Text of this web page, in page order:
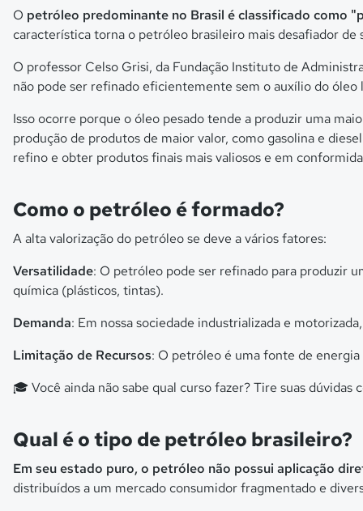
O petróleo predominante no Brasil é classificado como
característica torna o petróleo brasileiro mais desafiador
O professor Celso Grisi, da Fundação Instituto de
não pode ser refinado eficientemente sem o auxílio do óleo
Isso ocorre porque o óleo pesado tende a produzir uma
produção de produtos de maior valor, como gasolina e
refino e obter produtos finais mais valiosos e em
Como o petróleo é formado?
A alta valorização do petróleo se deve a vários fatores:
Versatilidade: O petróleo pode ser refinado para produzir
química (plásticos, tintas).
Demanda: Em nossa sociedade industrializada e
Limitação de Recursos: O petróleo é uma fonte de
🎓 Você ainda não sabe qual curso fazer? Tire suas dúvidas
Qual é o tipo de petróleo brasileiro?
Em seu estado puro, o petróleo não possui aplicação
distribuídos a um mercado consumidor fragmentado e